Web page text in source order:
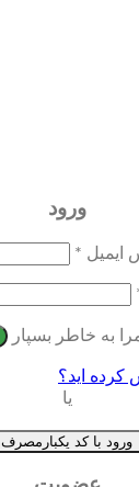
ورود
ایمیل *
به خاطر بسپار
کرده اید؟
یا
ورود با کد یکبارمصرف